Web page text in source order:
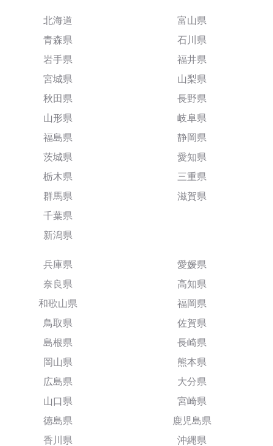
北海道
青森県
岩手県
宮城県
秋田県
山形県
福島県
茨城県
栃木県
群馬県
千葉県
新潟県
富山県
石川県
福井県
山梨県
長野県
岐阜県
静岡県
愛知県
三重県
滋賀県
兵庫県
奈良県
和歌山県
鳥取県
島根県
岡山県
広島県
山口県
徳島県
香川県
愛媛県
高知県
福岡県
佐賀県
長崎県
熊本県
大分県
宮崎県
鹿児島県
沖縄県